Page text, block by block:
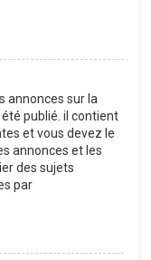
annonces sur la
publié. il contient
et vous devez le
annonces et les
des sujets
par